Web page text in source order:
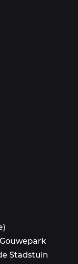
Stadstuin